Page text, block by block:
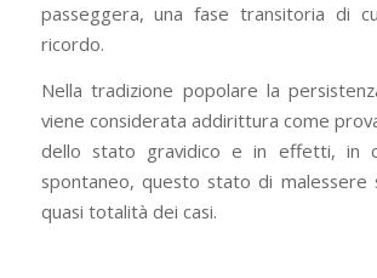
passeggera, una fase transitoria di
ricordo.
Nella tradizione popolare la
viene considerata addirittura come
dello stato gravidico e in effetti, in
spontaneo, questo stato di malessere
quasi totalità dei casi.